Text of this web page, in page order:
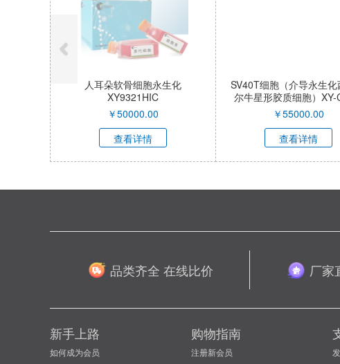
人耳朵软骨细胞永生化
XY9321HIC
￥50000.00
查看详情
SV40T细胞（介导永生
尔牛星形胶质细胞）XY-
QI
￥55000.00
查看详情
品类齐全 在线比价 厂家
新手上路
如何成为会员
购物指南
注册新会员